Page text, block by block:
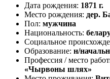
Дата рождения: 1871 г.
Место рождения: дер.
Пол: мужчина
Национальность:
Социальное
Образование: н/
Профессия / место
«Чырвоны шлях»